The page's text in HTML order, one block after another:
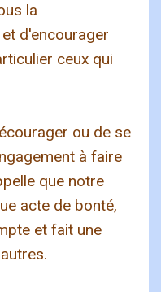
la
d'encourager
ceux qui
ou de se
à faire
que notre
acte de bonté,
et fait une